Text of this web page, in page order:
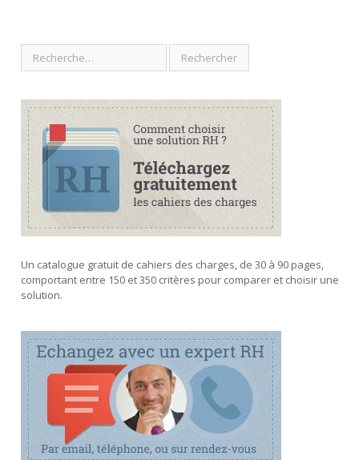
Un catalogue gratuit de cahiers des charges, de 30 à 90 pages,
comportant entre 150 et 350 critères pour comparer et choisir une
solution.